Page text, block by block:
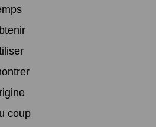
coup